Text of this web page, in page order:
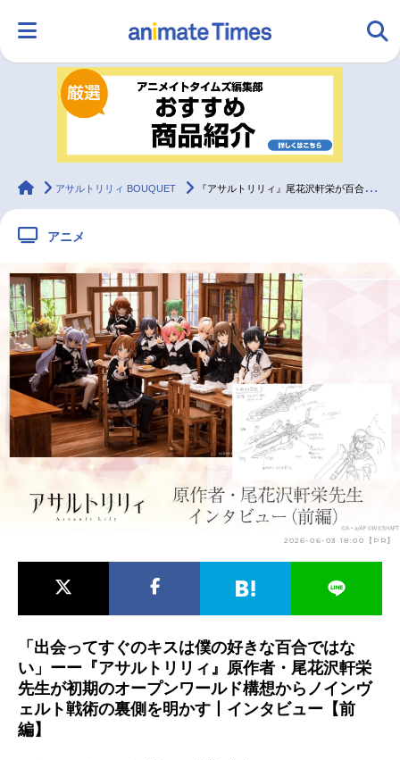
ランキング アニメ
ラジオ
2.5次元 配信・Vtuber トレンド
最新記事一覧
アニメ記事一覧 声優記事一覧
アニメ映画一覧 実写化映画一覧
今期アニメ曜日別一覧
春アニメ 夏アニメ
男性声優/女性声優一覧
animateTimes
アサルトリリィ BOUQUET 『アサルトリリィ』尾花沢軒栄が百合に対するこだわりや初期構想を明かす丨インタビュー【前編】
アニメ
2026-06-03 18:00【PR】
「出会ってすぐのキスは僕の好きな百合ではな
い」ーー『アサルトリリィ』原作者・尾花沢軒栄
先生が初期のオープンワールド構想からノインヴ
ェルト戦術の裏側を明かす丨インタビュー【前
編】